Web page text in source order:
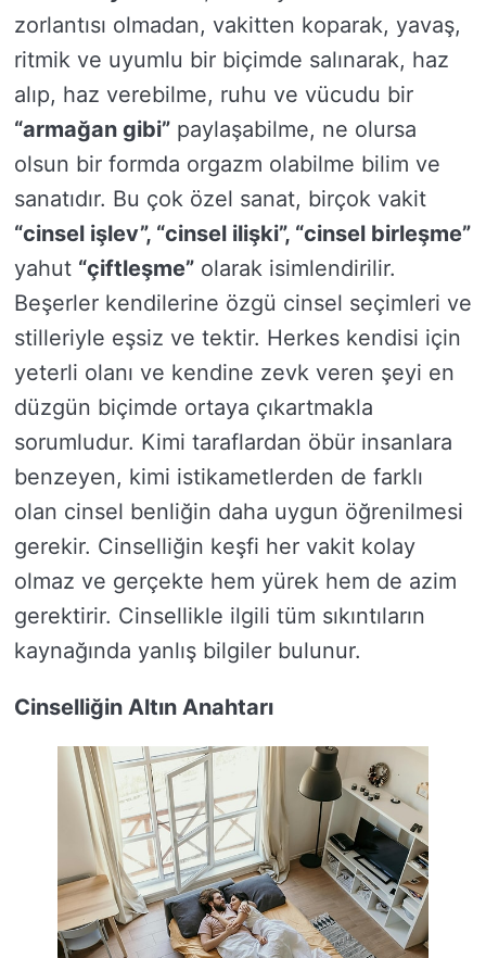
zorlantısı olmadan, vakitten koparak, yavaş,
ritmik ve uyumlu bir biçimde salınarak, haz
alıp, haz verebilme, ruhu ve vücudu bir
“armağan gibi” paylaşabilme, ne olursa
olsun bir formda orgazm olabilme bilim ve
sanatıdır. Bu çok özel sanat, birçok vakit
“cinsel işlev”, “cinsel ilişki”, “cinsel birleşme”
yahut “çiftleşme” olarak isimlendirilir.
Beşerler kendilerine özgü cinsel seçimleri ve
stilleriyle eşsiz ve tektir. Herkes kendisi için
yeterli olanı ve kendine zevk veren şeyi en
düzgün biçimde ortaya çıkartmakla
sorumludur. Kimi taraflardan öbür insanlara
benzeyen, kimi istikametlerden de farklı
olan cinsel benliğin daha uygun öğrenilmesi
gerekir. Cinselliğin keşfi her vakit kolay
olmaz ve gerçekte hem yürek hem de azim
gerektirir. Cinsellikle ilgili tüm sıkıntıların
kaynağında yanlış bilgiler bulunur.
Cinselliğin Altın Anahtarı